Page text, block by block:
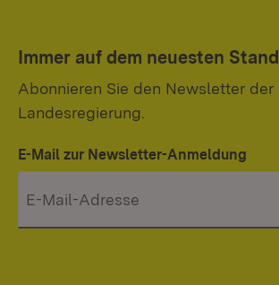
Immer auf dem neuesten Stand
Abonnieren Sie den Newsletter der
Landesregierung.
E-Mail zur Newsletter-Anmeldung